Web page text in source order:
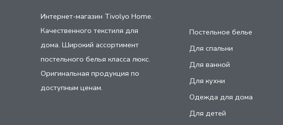
Интернет-магазин Tivolyo Home.
Качественного текстиля для
дома. Широкий ассортимент
постельного белья класса люкс.
Оригинальная продукция по
доступным ценам.
Постельное белье
Для спальни
Для ванной
Для кухни
Одежда для дома
Для детей